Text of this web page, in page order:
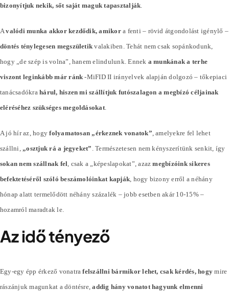
bizonyítjuk nekik, sőt saját maguk tapasztalják
Avalódi munka akkor kezdődik, amikora fenti – rövid átgondolást igénylő –
döntés ténylegesen megszületik valakiben. Tehát nem csak sopánkodunk,
hogy „de szép is volna”, hanem elindulunk. Ennek a munkának a terhe
viszont leginkább már ránk -MiFID II irányelvek alapján dolgozó – tőkepiaci
tanácsadókrahárul, hiszen mi szállítjuk futószalagon a megbízó céljainak
eléréséhez szükséges megoldásokat.
A jó hír az, hogyfolyamatosan „érkeznek vonatok” , amelyekre fel lehet
szállni,„osztjuk rá a jegyeket” . Természetesen nem kényszerítünk senkit, így
sokan nem szállnak fel , csak a „képeslapokat”, azazmegbízóink sikeres
befektetéséről szóló beszámolóinkat kapják , hogy bizony erről a néhány
hónap alatt termelődött néhányszázalék – jobb esetben akár 10-15% –
hozamról maradtak le.
Az idő tényező
Egy-egy épp érkező vonatrafelszállni bármikor lehet, csak kérdés, hogy mire
rászánjuk magunkat a döntésre,addig hány vonatot hagyunk elmenni